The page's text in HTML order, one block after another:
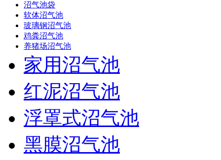
沼气池袋
软体沼气池
玻璃钢沼气池
鸡粪沼气池
养猪场沼气池
家用沼气池
红泥沼气池
浮罩式沼气池
黑膜沼气池